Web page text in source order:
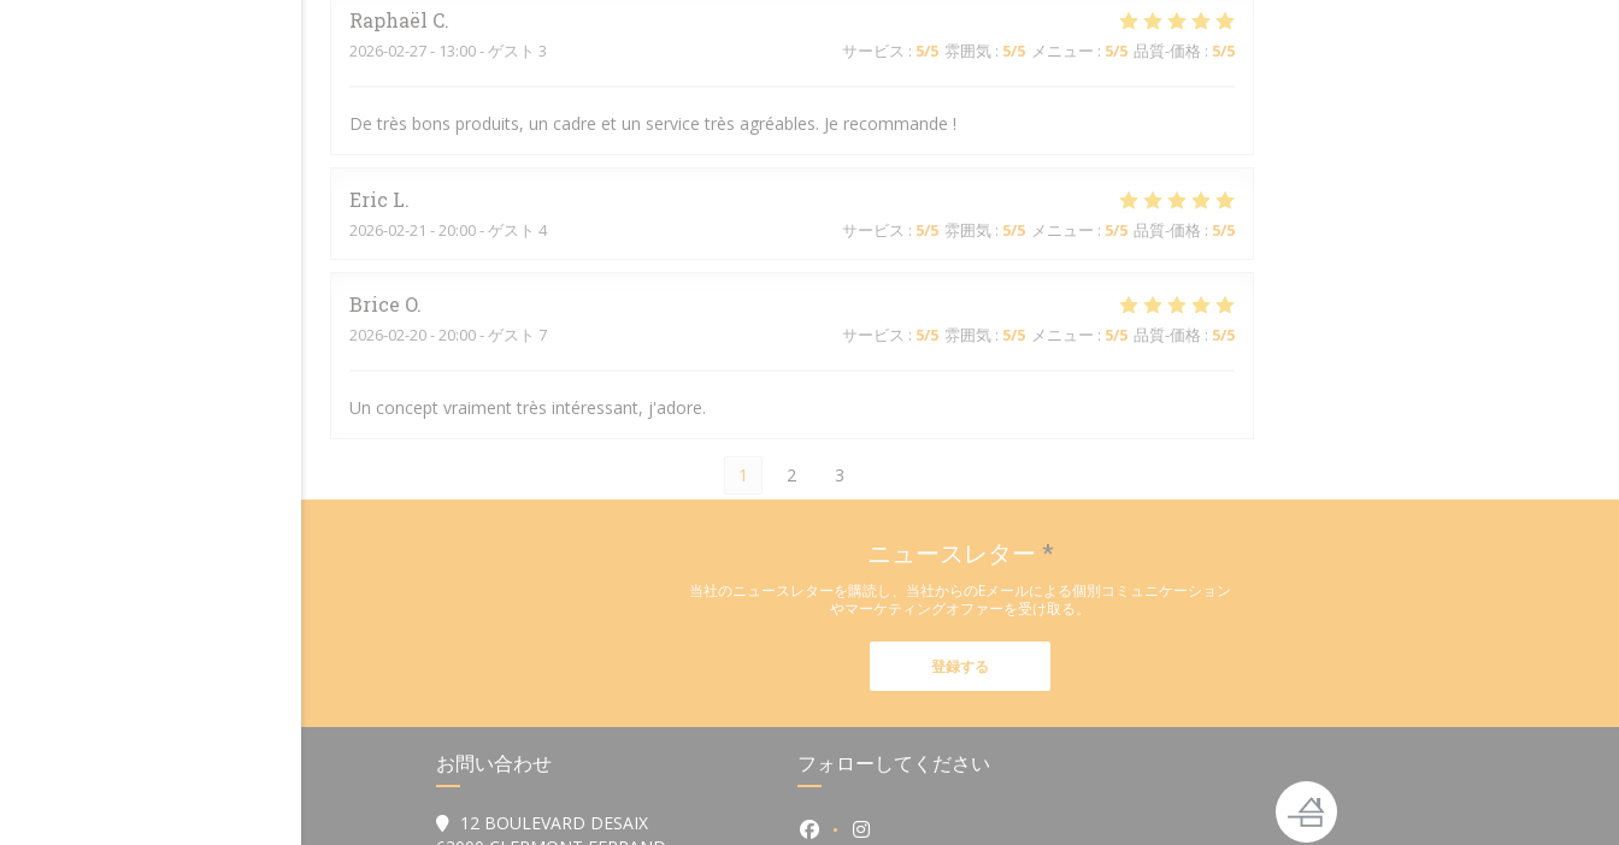
Raphaël C
2026-02-27- 13:00 - ゲスト 3 サービス : 5/5 雰囲気: 5/5 メニュー : 5/5 品質-価格 : 5/5
De très bons produits, un cadre et un service très agréables. Je recommande !
Eric L
2026-02-21 - 20:00 - ゲスト 4 サービス : 5/5 雰囲気: 5/5 メニュー : 5/5 品質-価格 : 5/5
Brice O
2026-02-20- 20:00 - ゲスト 7 サービス : 5/5 雰囲気: 5/5 メニュー : 5/5 品質-価格 : 5/5
Un concept vraiment très intéressant, j'adore.
1 2 3
ニュースレター *
当社のニュースレターを購読し、当社からのEメールによる個別コミュニケーション
やマーケティングオファーを受け取る。
登録する
お問い合わせ
12 BOULEVARD DESAIX
フォローしてください